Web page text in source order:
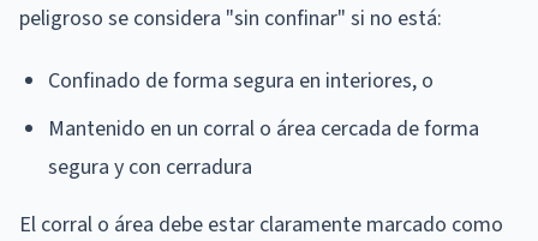
peligroso se considera "sin confinar" si no está:
Confinado de forma segura en interiores, o
Mantenido en un corral o área cercada de forma
segura y con cerradura
El corral o área debe estar claramente marcado como